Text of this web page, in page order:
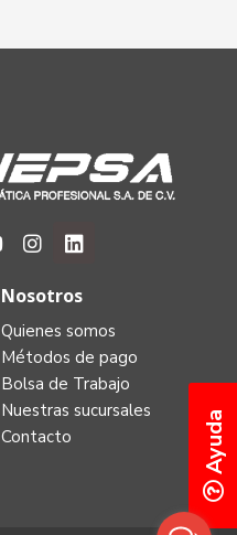
Ayuda
Nosotros
Quienes somos
Métodos de pago
Bolsa de Trabajo
Nuestras sucursales
Contacto